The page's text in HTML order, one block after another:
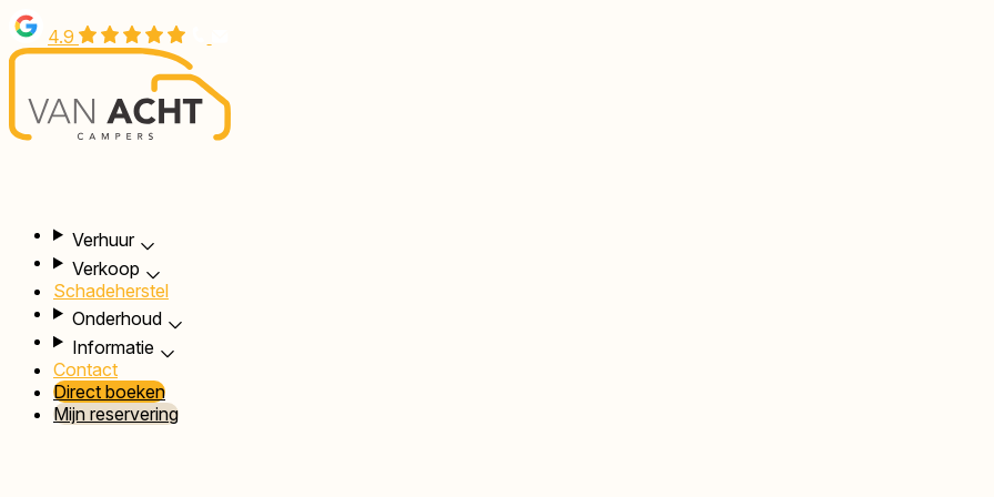
Overslaan
en
naar
inhoud
gaan
4.9
Verhuur
Verkoop
Schadeherstel
Onderhoud
Informatie
Contact
Direct boeken
Mijn reservering